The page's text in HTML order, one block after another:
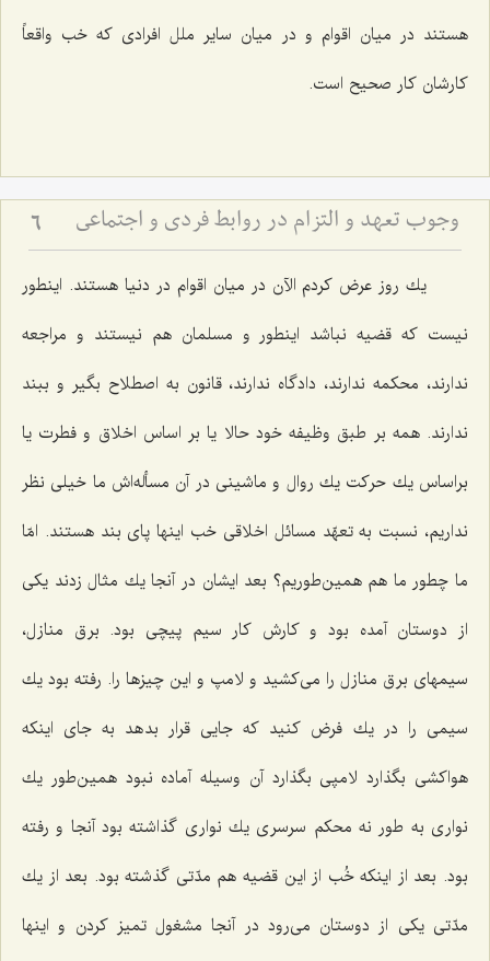
هستند در میان اقوام و در میان سایر ملل افرادی كه خب واقعاً
كارشان كار صحیح است.
وجوب تعهد و التزام در روابط فردى و اجتماعى 6
یك روز عرض كردم الآن در میان اقوام در دنیا هستند. اینطور
نیست كه قضیه نباشد اینطور و مسلمان هم نیستند و مراجعه
ندارند، محكمه ندارند، دادگاه ندارند، قانون به اصطلاح بگیر و ببند
ندارند. همه بر طبق وظیفه خود حالا یا بر اساس اخلاق و فطرت یا
براساس یك حركت یك روال و ماشینی در آن مسأله‌اش ما خیلی نظر
نداریم، نسبت به تعهّد مسائل اخلاقی خب اینها پای بند هستند. امّا
ما چطور ما هم همین‌طوریم؟ بعد ایشان در آنجا یك مثال زدند یكی
از دوستان آمده بود و كارش كار سیم پیچی بود. برق منازل،
سیمهای برق منازل را می‌كشید و لامپ و این چیزها را. رفته بود یك
سیمی را در یك فرض كنید كه جایی قرار بدهد به جای اینكه
هواكشی بگذارد لامپی بگذارد آن وسیله آماده نبود همین‌طور یك
نواری به طور نه محكم سرسری یك نواری گذاشته بود آنجا و رفته
بود. بعد از اینكه خُب از این قضیه هم مدّتی گذشته بود. بعد از یك
مدّتی یكی از دوستان می‌رود در آنجا مشغول تمیز كردن و اینها